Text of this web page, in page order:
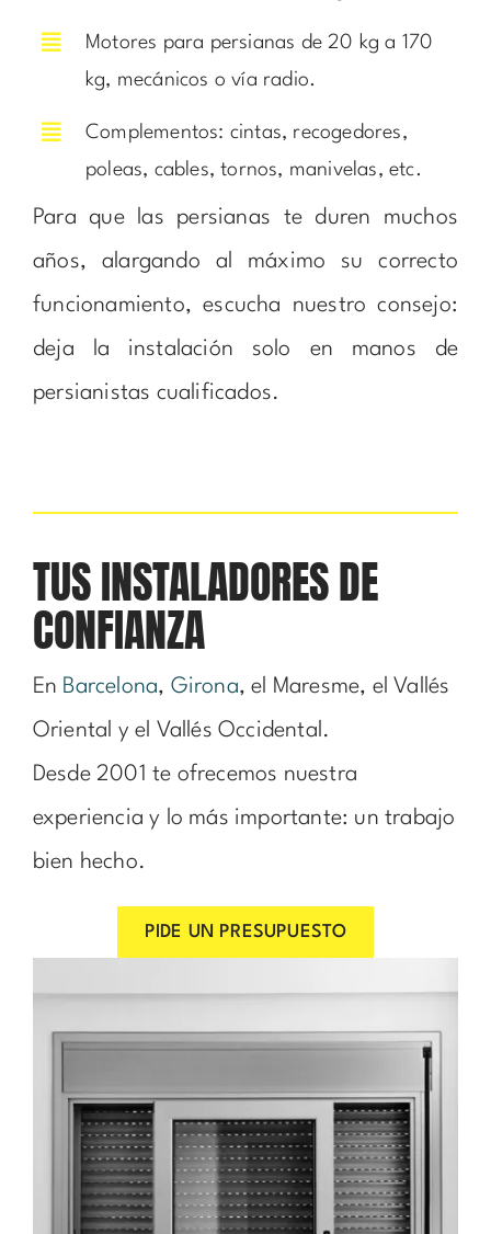
Motores para persianas de 20 kg a 170
kg, mecánicos o vía radio.
Complementos: cintas, recogedores,
poleas, cables, tornos, manivelas, etc.
Para que las persianas te duren muchos
años, alargando al máximo su correcto
funcionamiento, escucha nuestro consejo:
deja la instalación solo en manos de
persianistas cualificados.
TUS INSTALADORES DE
CONFIANZA
En Barcelona, Girona, el Maresme, el Vallés
Oriental y el Vallés Occidental.
Desde 2001 te ofrecemos nuestra
experiencia y lo más importante: un trabajo
bien hecho.
PIDE UN PRESUPUESTO